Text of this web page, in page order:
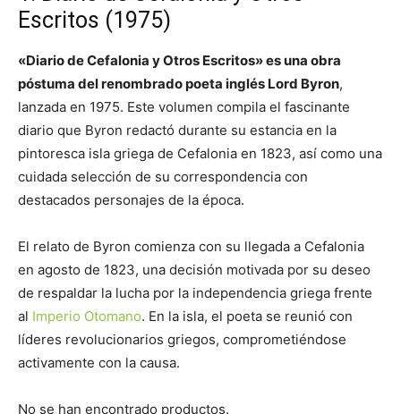
Escritos (1975)
«Diario de Cefalonia y Otros Escritos» es una obra
póstuma del renombrado poeta inglés Lord Byron,
lanzada en 1975. Este volumen compila el fascinante
diario que Byron redactó durante su estancia en la
pintoresca isla griega de Cefalonia en 1823, así como una
cuidada selección de su correspondencia con
destacados personajes de la época.
El relato de Byron comienza con su llegada a Cefalonia
en agosto de 1823, una decisión motivada por su deseo
de respaldar la lucha por la independencia griega frente
al Imperio Otomano. En la isla, el poeta se reunió con
líderes revolucionarios griegos, comprometiéndose
activamente con la causa.
No se han encontrado productos.